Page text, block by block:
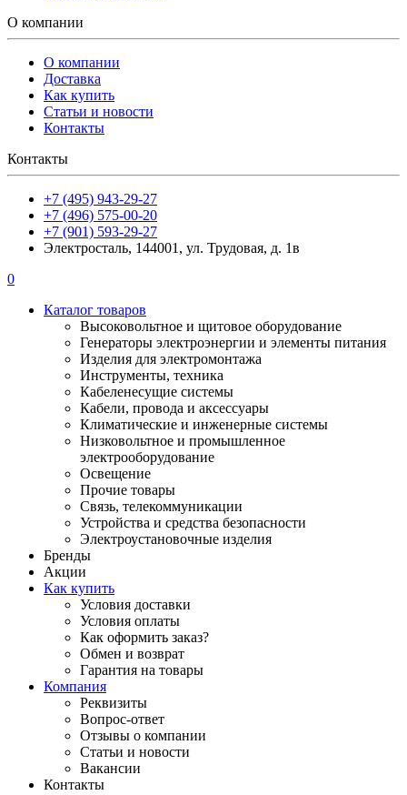
О компании
О компании
Доставка
Как купить
Статьи и новости
Контакты
Контакты
+7 (495) 943-29-27
+7 (496) 575-00-20
+7 (901) 593-29-27
Электросталь, 144001, ул. Трудовая, д. 1в
0
Каталог товаров
Высоковольтное и щитовое оборудование
Генераторы электроэнергии и элементы питания
Изделия для электромонтажа
Инструменты, техника
Кабеленесущие системы
Кабели, провода и аксессуары
Климатические и инженерные системы
Низковольтное и промышленное
электрооборудование
Освещение
Прочие товары
Связь, телекоммуникации
Устройства и средства безопасности
Электроустановочные изделия
Бренды
Акции
Как купить
Условия доставки
Условия оплаты
Как оформить заказ?
Обмен и возврат
Гарантия на товары
Компания
Реквизиты
Вопрос-ответ
Отзывы о компании
Статьи и новости
Вакансии
Контакты